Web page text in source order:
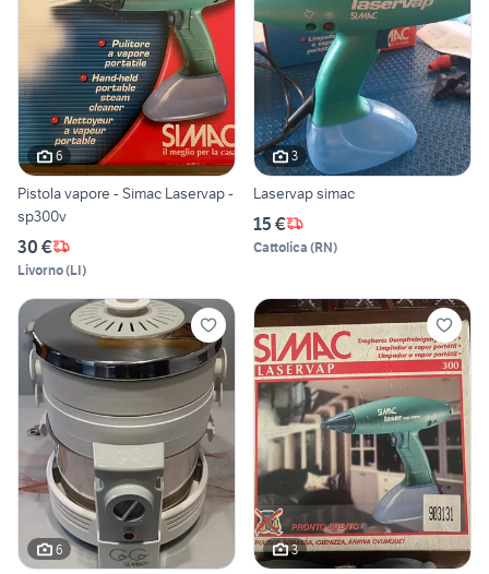
6
Pistola vapore - Simac Laservap -
sp300v
30 €
Livorno(LI)
3
Laservap simac
15 €
Cattolica (RN)
6 3